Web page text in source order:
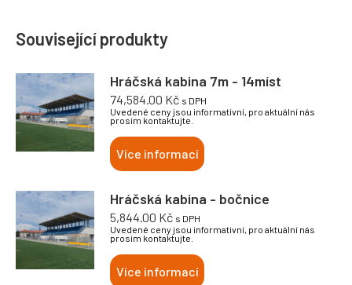
Související produkty
Hráčská kabina 7m - 14míst
74,584.00 Kč s DPH
Uvedené ceny jsou informativní, pro aktuální nás
prosím kontaktujte.
Více informací
Hráčská kabina - bočnice
5,844.00 Kč s DPH
Uvedené ceny jsou informativní, pro aktuální nás
prosím kontaktujte.
Více informací